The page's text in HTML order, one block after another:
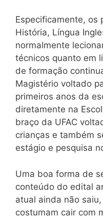
Especificamente, os
História, Língua
normalmente
técnicos quanto em
de formação
Magistério voltado
primeiros anos da
diretamente na
braço da UFAC
crianças e também
estágio e pesquisa
Uma boa forma de
conteúdo do edital
atual ainda não
costumam cair com